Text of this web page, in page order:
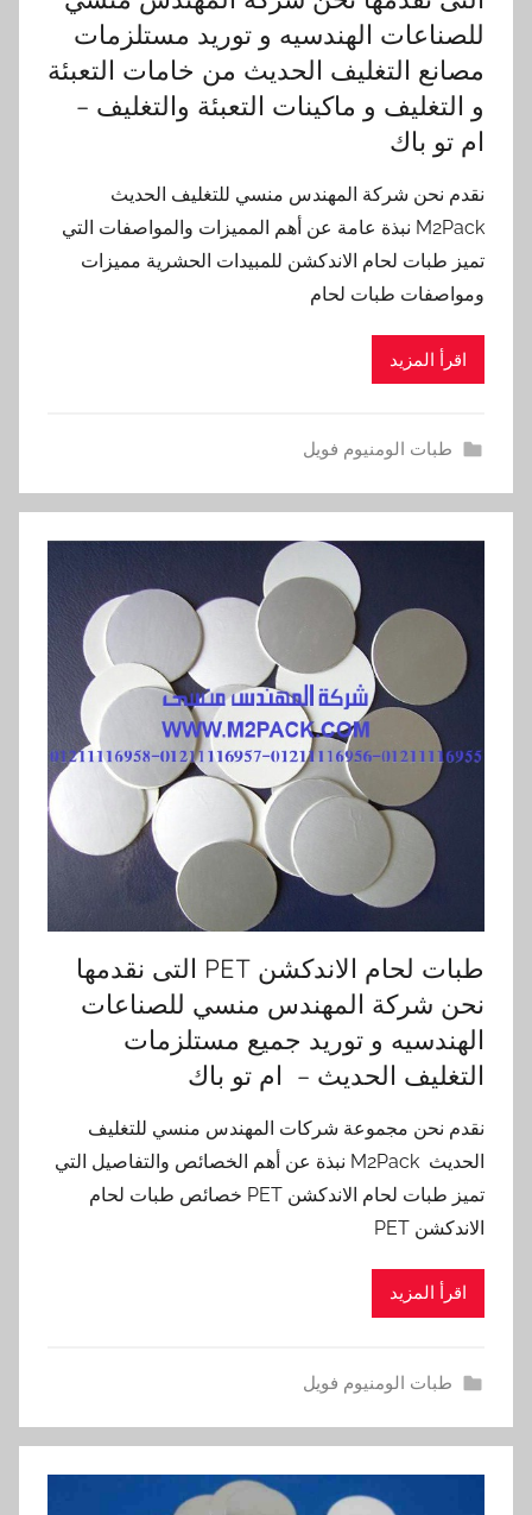
للصناعات الهندسيه و توريد مستلزمات
مصانع التغليف الحديث من خامات التعبئة
و التغليف و ماكينات التعبئة والتغليف –
ام تو باك
نقدم نحن شركة المهندس منسي للتغليف الحديث
M2Pack نبذة عامة عن أهم المميزات والمواصفات التي
تميز طبات لحام الاندكشن للمبيدات الحشرية مميزات
ومواصفات طبات لحام
اقرأ المزيد
طبات الومنيوم فويل
طبات لحام الاندكشن PET التى نقدمها
نحن شركة المهندس منسي للصناعات
الهندسيه و توريد جميع مستلزمات
التغليف الحديث – ام تو باك
نقدم نحن مجموعة شركات المهندس منسي للتغليف
الحديث M2Pack نبذة عن أهم الخصائص والتفاصيل التي
تميز طبات لحام الاندكشن PET خصائص طبات لحام
الاندكشن PET
اقرأ المزيد
طبات الومنيوم فويل